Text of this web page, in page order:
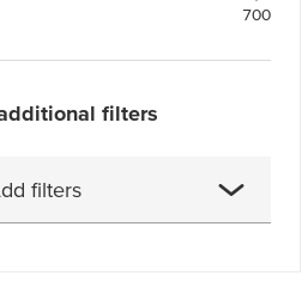
700
filters
filters